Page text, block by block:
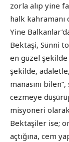
zorla alıp yine
halk kahramanı
Yine
Bektaşi, Sünni
en güzel şekilde
şekilde,
manasını
cezmeye
misyoneri
Bektaşiler ise;
açtığına, cem